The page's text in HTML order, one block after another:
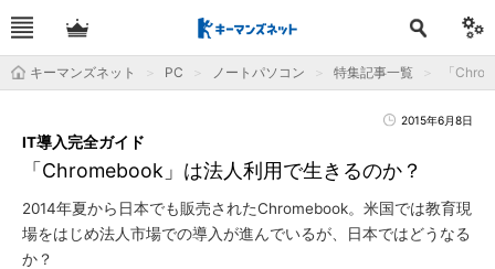
キーマンズネット PC ノートパソコン 特集記事一覧 「
2015年6月8日
「Chromebook」は法人利用で生きるのか？
IT導入完全ガイド
2014年夏から日本でも販売されたChromebook。米国では教育現
場をはじめ法人市場での導入が進んでいるが、日本ではどうなる
か？